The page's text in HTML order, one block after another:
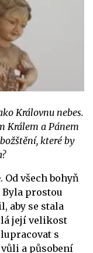
Královnu nebes.
Králem a Pánem
které by
Od všech bohyň
prostou
aby se stala
její velikost
s
a působení